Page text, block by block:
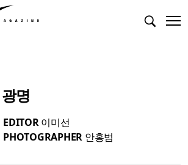
명
EDITOR이미선
PHOTOGRAPHER 안홍범